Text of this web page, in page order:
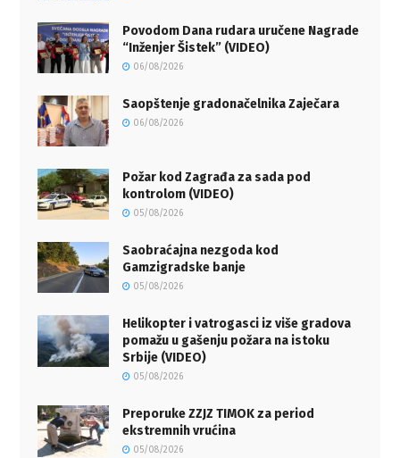
Povodom Dana rudara uručene Nagrade
“Inženjer Šistek” (VIDEO)
06/08/2026
Saopštenje gradonačelnika Zaječara
06/08/2026
Požar kod Zagrađa za sada pod
kontrolom (VIDEO)
05/08/2026
Saobraćajna nezgoda kod
Gamzigradske banje
05/08/2026
Helikopter i vatrogasci iz više gradova
pomažu u gašenju požara na istoku
Srbije (VIDEO)
05/08/2026
Preporuke ZZJZ TIMOK za period
ekstremnih vrućina
05/08/2026